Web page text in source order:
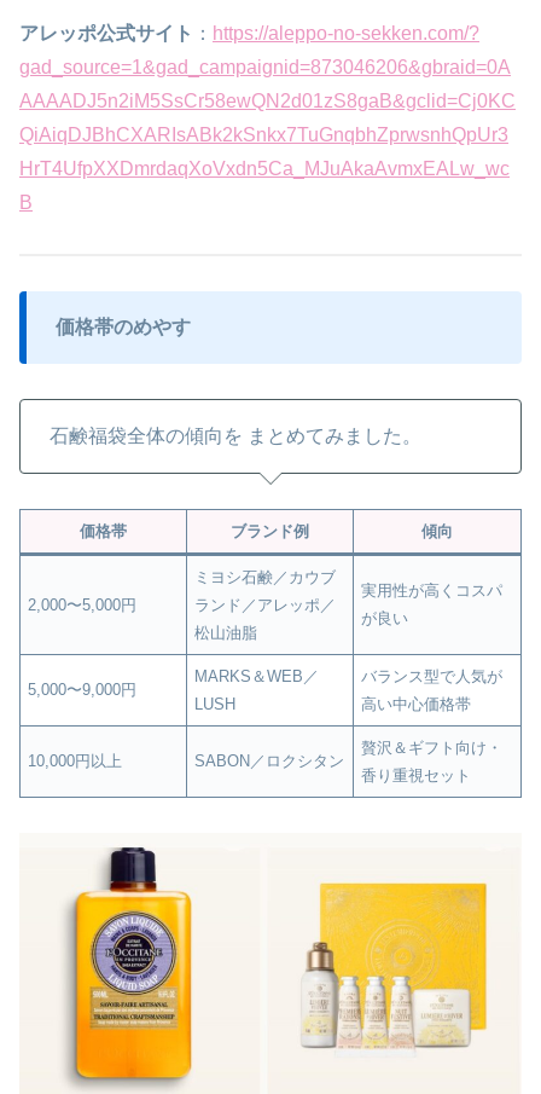
アレッポ公式サイト ： https://aleppo-no-sekken.com/?
gad_source=1&gad_campaignid=873046206&gbraid=0A
AAAADJ5n2iM5SsCr58ewQN2d01zS8gaB&gclid=Cj0KC
QiAiqDJBhCXARIsABk2kSnkx7TuGnqbhZprwsnhQpUr3
HrT4UfpXXDmrdaqXoVxdn5Ca_MJuAkaAvmxEALw_wc
B
価格帯のめやす
石鹸福袋全体の傾向を まとめてみました。
価格帯 ブランド例 傾向
2,000〜5,000円
ミヨシ石鹸／カウブ
ランド／アレッポ／
松山油脂
実用性が高くコスパ
が良い
5,000〜9,000円
MARKS＆WEB／
LUSH
バランス型で人気が
高い中心価格帯
10,000円以上 SABON／ロクシタン
贅沢＆ギフト向け・
香り重視セット